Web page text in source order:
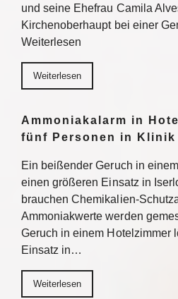
und seine Ehefrau Camila
Kirchenoberhaupt bei einer
Weiterlesen
Weiterlesen
Ammoniakalarm in
fünf Personen in Klinik
Ein beißender Geruch in
einen größeren Einsatz in
brauchen Chemikalien-
Ammoniakwerte werden
Geruch in einem Hotelzimmer
Einsatz in…
Weiterlesen